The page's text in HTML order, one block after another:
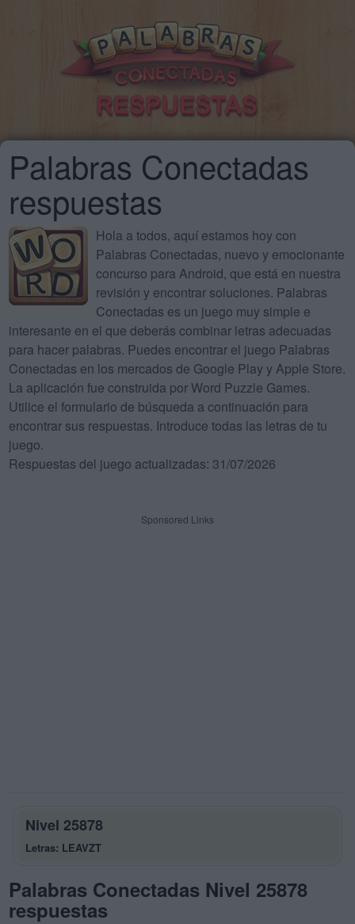
Palabras Conectadas
respuestas
Hola a todos, aquí estamos hoy con
Palabras Conectadas, nuevo y emocionante
concurso para Android, que está en nuestra
revisión y encontrar soluciones. Palabras
Conectadas es un juego muy simple e
interesante en el que deberás combinar letras adecuadas
para hacer palabras. Puedes encontrar el juego Palabras
Conectadas en los mercados de Google Play y Apple Store.
La aplicación fue construida por Word Puzzle Games.
Utilice el formulario de búsqueda a continuación para
encontrar sus respuestas. Introduce todas las letras de tu
juego.
Respuestas del juego actualizadas: 31/07/2026
Sponsored Links
Nivel 25878
Letras: LEAVZT
Palabras Conectadas Nivel 25878
respuestas